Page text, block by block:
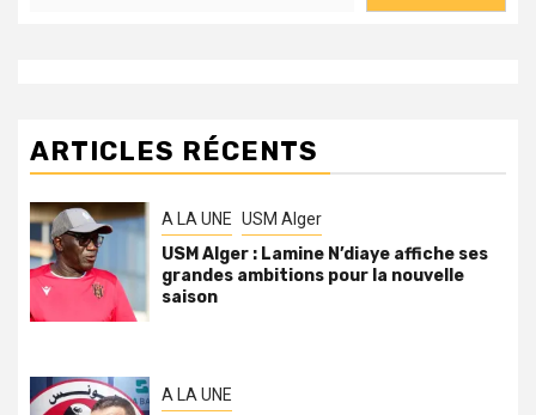
ARTICLES RÉCENTS
A LA UNE USM Alger
USM Alger : Lamine N’diaye affiche ses
grandes ambitions pour la nouvelle
saison
A LA UNE